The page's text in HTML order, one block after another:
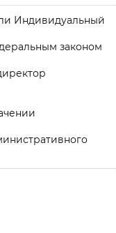
Индивидуальный
законом